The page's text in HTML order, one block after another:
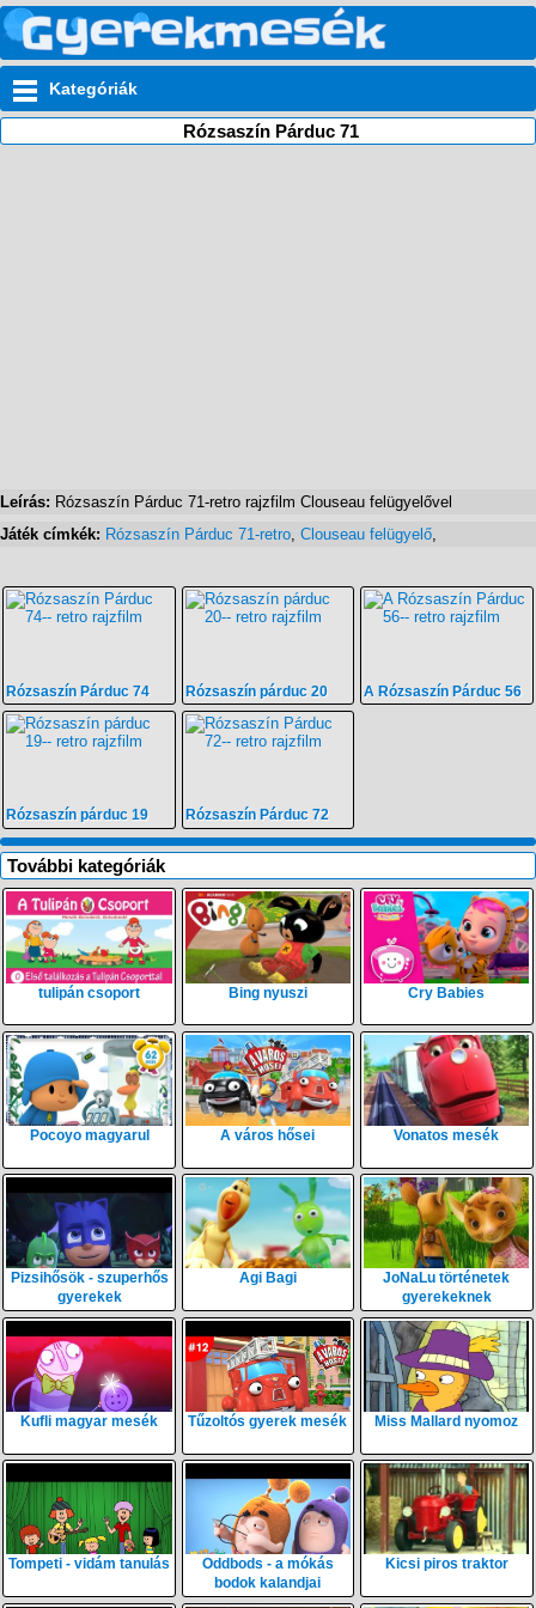
Kategóriák
Rózsaszín Párduc 71
Leírás: Rózsaszín Párduc 71-retro rajzfilm Clouseau felügyelővel
Játék címkék: Rózsaszín Párduc 71-retro, Clouseau felügyelő,
Rózsaszín Párduc 74 Rózsaszín párduc 20 A Rózsaszín Párduc 56
Rózsaszín párduc 19 Rózsaszín Párduc 72
További kategóriák
tulipán csoport Bing nyuszi Cry Babies
Pocoyo magyarul A város hősei Vonatos mesék
Pizsihősök - szuperhős
gyerekek
Agi Bagi
JoNaLu történetek
gyerekeknek
Kufli magyar mesék Tűzoltós gyerek mesék Miss Mallard nyomoz
Tompeti - vidám tanulás
Oddbods - a mókás
bodok kalandjai
Kicsi piros traktor